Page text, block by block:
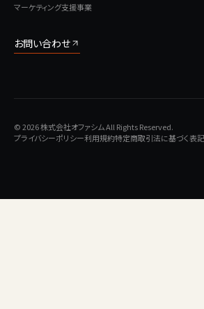
マーケティング支援事業
お問い合わせ
© 2026 株式会社オファシム All Rights Reserved.
プライバシーポリシー利用規約特定商取引法に基づく表記